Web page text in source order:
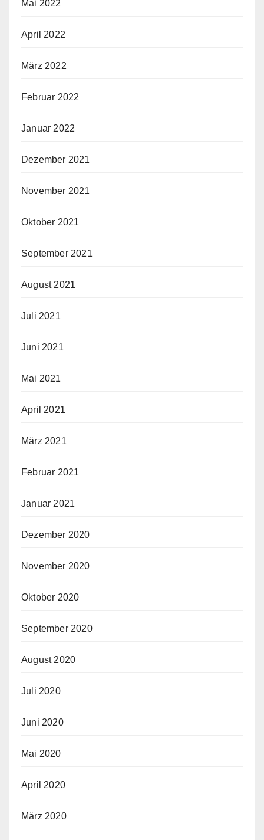
Mai 2022
April 2022
März 2022
Februar 2022
Januar 2022
Dezember 2021
November 2021
Oktober 2021
September 2021
August 2021
Juli 2021
Juni 2021
Mai 2021
April 2021
März 2021
Februar 2021
Januar 2021
Dezember 2020
November 2020
Oktober 2020
September 2020
August 2020
Juli 2020
Juni 2020
Mai 2020
April 2020
März 2020